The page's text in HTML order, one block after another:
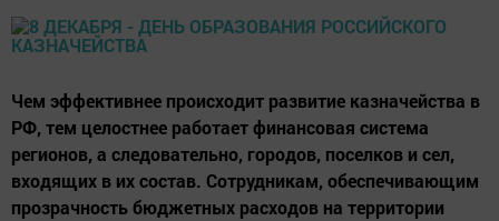
Чем эффективнее происходит развитие казначейства в
РФ, тем целостнее работает финансовая система
регионов, а следовательно, городов, поселков и сел,
входящих в их состав. Сотрудникам, обеспечивающим
прозрачность бюджетных расходов на территории